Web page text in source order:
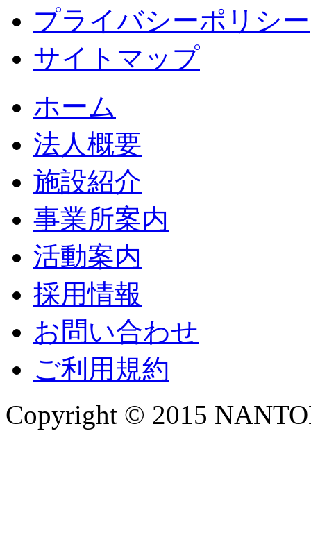
プライバシーポリシー
サイトマップ
ホーム
法人概要
施設紹介
事業所案内
活動案内
採用情報
お問い合わせ
ご利用規約
Copyright © 2015